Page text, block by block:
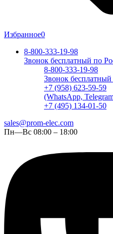
Избранное0
8-800-333-19-98
Звонок бесплатный по
8-800-333-19-98
Звонок
+7 (958) 623-59-59
(WhatsApp,
+7 (495) 134-01-50
sales@prom-elec.com
Пн—Вс 08:00 – 18:00